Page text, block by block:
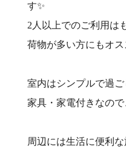
す✨
2人以上でのご利用は
荷物が多い方にもオス
室内はシンプルで過
家具・家電付きなの
周辺には生活に便利